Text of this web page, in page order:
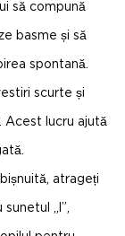
să compună
basme și să
spontană.
scurte și
Acest lucru ajută
atrageți
„l”,